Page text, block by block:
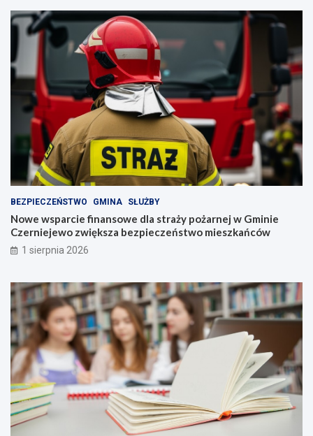
BEZPIECZEŃSTWO GMINA SŁUŻBY
Nowe wsparcie finansowe dla straży pożarnej w Gminie
Czerniejewo zwiększa bezpieczeństwo mieszkańców
1 sierpnia 2026